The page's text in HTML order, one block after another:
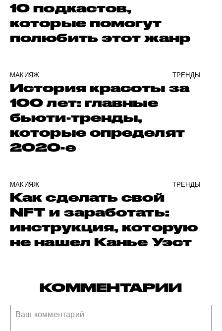
10 подкастов,
которые помогут
полюбить этот жанр
МАКИЯЖ ТРЕНДЫ
История красоты за
100 лет: главные
бьюти-тренды,
которые определят
2020-е
МАКИЯЖ ТРЕНДЫ
Как сделать свой
NFT и заработать:
инструкция, которую
не нашел Канье Уэст
КОММЕНТАРИИ